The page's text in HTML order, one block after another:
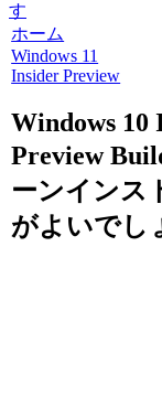
す
ホーム
Windows 11
Insider Preview
Windows 10
Preview
ーンインス
がよいでし